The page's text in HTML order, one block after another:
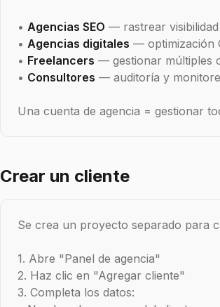
• Agencias SEO — rastrear
• Agencias digitales — optimización
• Freelancers — gestionar múltiples
• Consultores — auditoría y
Una cuenta de agencia = gestionar
Crear un cliente
Se crea un proyecto separado para
1. Abre "Panel de agencia"
2. Haz clic en "Agregar cliente"
3. Completa los datos: